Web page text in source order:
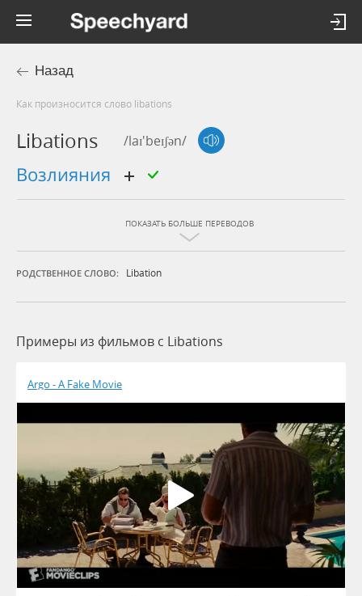
Назад
Как произносится слово libations
Libations /laɪ'beɪʃən/
возлияния
ПОКАЗАТЬ БОЛЬШЕ ПЕРЕВОДОВ
РОДСТВЕННОЕ СЛОВО: Libation
Примеры из фильмов c Libations
Argo - A Fake Movie